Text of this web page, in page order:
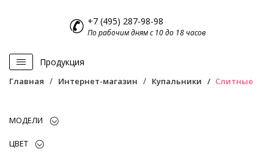
+7 (495) 287-98-98
По рабочим дням с 10 до 18 часов
Продукция
Главная Интернет-магазин Купальники Слитные
МОДЕЛИ
ЦВЕТ